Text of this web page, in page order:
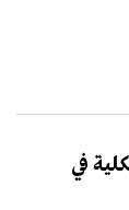
في